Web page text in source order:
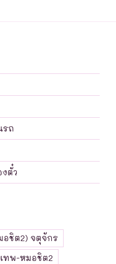
รถ
ตั๋ว
อชิต2) จตุจักร
ทพ-หมอชิต2